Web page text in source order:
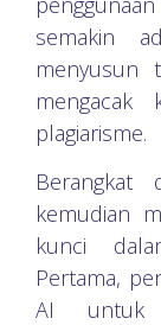
semakin
menyusun
mengacak
plagiarisme.
Berangkat
kemudian
kunci
Pertama,
AI untuk